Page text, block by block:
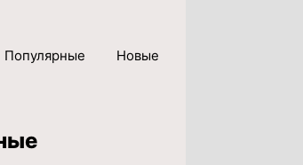
Популярные Новые